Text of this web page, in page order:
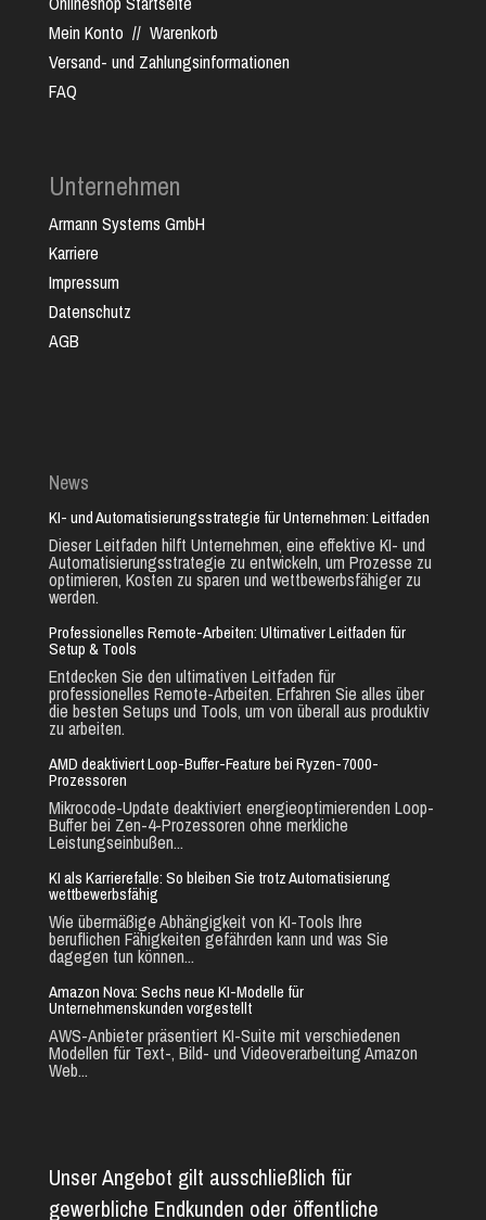
Mein Konto // Warenkorb
Versand- und Zahlungsinformationen
FAQ
Unternehmen
Armann Systems GmbH
Karriere
Impressum
Datenschutz
AGB
News
KI- und Automatisierungsstrategie für Unternehmen: Leitfaden
Dieser Leitfaden hilft Unternehmen, eine effektive KI- und
Automatisierungsstrategie zu entwickeln, um Prozesse zu
optimieren, Kosten zu sparen und wettbewerbsfähiger zu
werden.
Professionelles Remote-Arbeiten: Ultimativer Leitfaden für
Setup & Tools
Entdecken Sie den ultimativen Leitfaden für
professionelles Remote-Arbeiten. Erfahren Sie alles über
die besten Setups und Tools, um von überall aus produktiv
zu arbeiten.
AMD deaktiviert Loop-Buffer-Feature bei Ryzen-7000-
Prozessoren
Mikrocode-Update deaktiviert energieoptimierenden Loop-
Buffer bei Zen-4-Prozessoren ohne merkliche
Leistungseinbußen...
KI als Karrierefalle: So bleiben Sie trotz Automatisierung
wettbewerbsfähig
Wie übermäßige Abhängigkeit von KI-Tools Ihre
beruflichen Fähigkeiten gefährden kann und was Sie
dagegen tun können...
Amazon Nova: Sechs neue KI-Modelle für
Unternehmenskunden vorgestellt
AWS-Anbieter präsentiert KI-Suite mit verschiedenen
Modellen für Text-, Bild- und Videoverarbeitung Amazon
Web...
Unser Angebot gilt ausschließlich für
gewerbliche Endkunden oder öffentliche